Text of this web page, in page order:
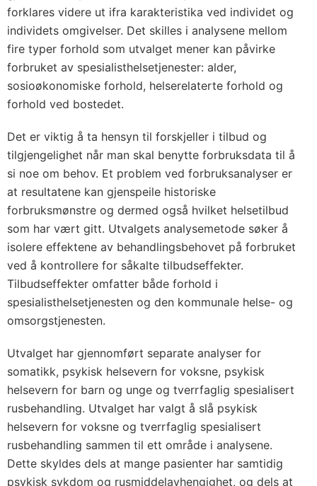
forklares videre ut ifra karakteristika ved individet og
individets omgivelser. Det skilles i analysene mellom
fire typer forhold som utvalget mener kan påvirke
forbruket av spesialisthelsetjenester: alder,
sosioøkonomiske forhold, helserelaterte forhold og
forhold ved bostedet.
Det er viktig å ta hensyn til forskjeller i tilbud og
tilgjengelighet når man skal benytte forbruksdata til å
si noe om behov. Et problem ved forbruksanalyser er
at resultatene kan gjenspeile historiske
forbruksmønstre og dermed også hvilket helsetilbud
som har vært gitt. Utvalgets analysemetode søker å
isolere effektene av behandlingsbehovet på forbruket
ved å kontrollere for såkalte tilbudseffekter.
Tilbudseffekter omfatter både forhold i
spesialisthelsetjenesten og den kommunale helse- og
omsorgstjenesten.
Utvalget har gjennomført separate analyser for
somatikk, psykisk helsevern for voksne, psykisk
helsevern for barn og unge og tverrfaglig spesialisert
rusbehandling. Utvalget har valgt å slå psykisk
helsevern for voksne og tverrfaglig spesialisert
rusbehandling sammen til ett område i analysene.
Dette skyldes dels at mange pasienter har samtidig
psykisk sykdom og rusmiddelavhengighet, og dels at